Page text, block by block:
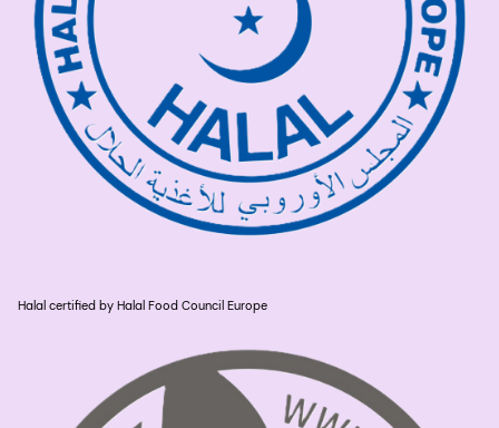
Halal certified by Halal Food Council Europe